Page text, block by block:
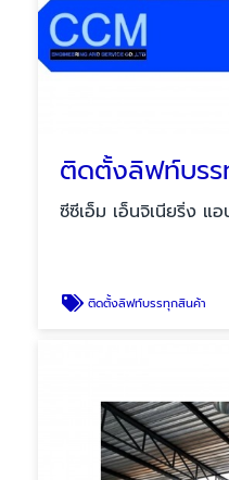
ติดตั้งลิฟท์บรร
ซีซีเอ็ม เอ็นจิเนียริ่ง แ
ติดตั้งลิฟท์บรรทุกสินค้า